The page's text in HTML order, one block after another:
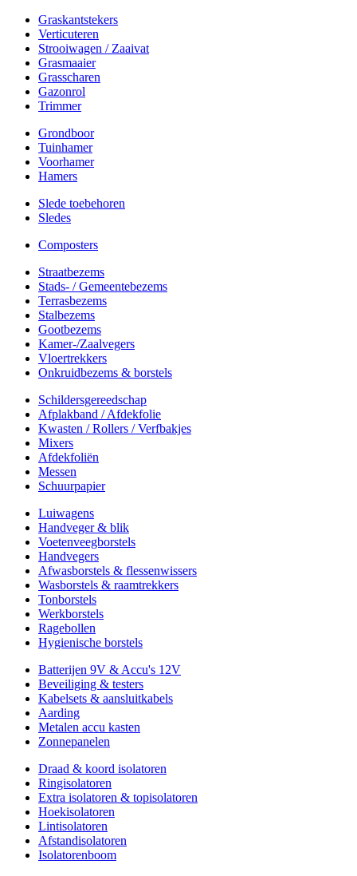
Graskantstekers
Verticuteren
Strooiwagen / Zaaivat
Grasmaaier
Grasscharen
Gazonrol
Trimmer
Grondboor
Tuinhamer
Voorhamer
Hamers
Slede toebehoren
Sledes
Composters
Straatbezems
Stads- / Gemeentebezems
Terrasbezems
Stalbezems
Gootbezems
Kamer-/Zaalvegers
Vloertrekkers
Onkruidbezems & borstels
Schildersgereedschap
Afplakband / Afdekfolie
Kwasten / Rollers / Verfbakjes
Mixers
Afdekfoliën
Messen
Schuurpapier
Luiwagens
Handveger & blik
Voetenveegborstels
Handvegers
Afwasborstels & flessenwissers
Wasborstels & raamtrekkers
Tonborstels
Werkborstels
Ragebollen
Hygienische borstels
Batterijen 9V & Accu's 12V
Beveiliging & testers
Kabelsets & aansluitkabels
Aarding
Metalen accu kasten
Zonnepanelen
Draad & koord isolatoren
Ringisolatoren
Extra isolatoren & topisolatoren
Hoekisolatoren
Lintisolatoren
Afstandisolatoren
Isolatorenboom